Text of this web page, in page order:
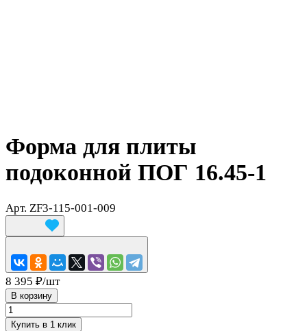
Форма для плиты
подоконной ПОГ 16.45-1
Арт. ZF3-115-001-009
8 395 ₽/шт
В корзину
Купить в 1 клик